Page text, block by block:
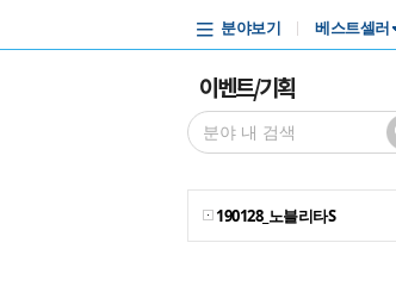
분야보기 베스트셀러
이벤트/기획
190128_노블리타S